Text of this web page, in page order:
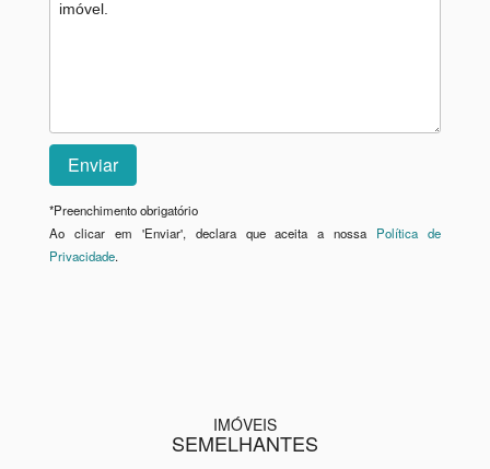
*Preenchimento obrigatório
Ao clicar em 'Enviar', declara que aceita a nossa Política de
Privacidade.
IMÓVEIS
SEMELHANTES